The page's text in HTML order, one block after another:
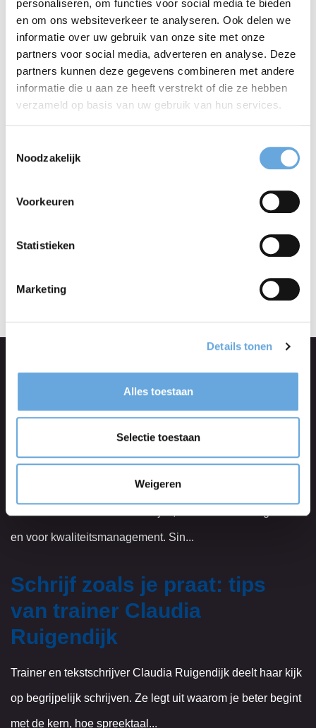
personaliseren, om functies voor social media te bieden
en om ons websiteverkeer te analyseren. Ook delen we
informatie over uw gebruik van onze site met onze
partners voor social media, adverteren en analyse. Deze
partners kunnen deze gegevens combineren met andere
informatie die u aan ze heeft verstrekt of die ze hebben
verzameld op basis van uw gebruik van hun services.
Noodzakelijk
Voorkeuren
Statistieken
Marketing
Details tonen
Alles toestaan
Selectie toestaan
Weigeren
Training Vastgoed Engels
Het Taalcentrum-VU biedt een vakgerichtetraining
Vastgoed Engels . Tijdens deze training leer je de
taalvaardigheden in het Engels die noodzakelijk
communiceren met Engelstalige klanten en andere
relevante oefeningen voor de vastgoedbranche en
Ook interessant
Hoera, een standaard voor
heldere taal!
Je kent waarschijnlijk de ISO-standaarden wel: ze zijn er
en voor kwaliteitsmanagement. Sin...
Schrijf zoals je praat: tips
van trainer Claudia
Ruigendijk
Trainer en tekstschrijver Claudia Ruigendijk deelt haar kijk
op begrijpelijk schrijven. Ze legt uit waarom je beter begint
met de kern, hoe spreektaal...